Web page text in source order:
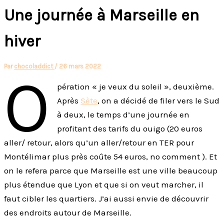
Une journée à Marseille en
hiver
Par chocoladdict / 26 mars 2022
O
pération « je veux du soleil », deuxième.
Après Sète, on a décidé de filer vers le Sud
à deux, le temps d’une journée en
profitant des tarifs du ouigo (20 euros
aller/ retour, alors qu’un aller/retour en TER pour
Montélimar plus près coûte 54 euros, no comment ). Et
on le refera parce que Marseille est une ville beaucoup
plus étendue que Lyon et que si on veut marcher, il
faut cibler les quartiers. J’ai aussi envie de découvrir
des endroits autour de Marseille.